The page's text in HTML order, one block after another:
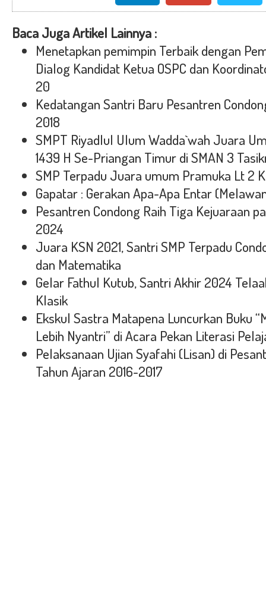
Baca Juga Artikel Lainnya :
Menetapkan pemimpin Terbaik dengan
Dialog Kandidat Ketua OSPC dan
20
Kedatangan Santri Baru Pesantren
2018
SMPT Riyadlul Ulum Wadda`wah Juara
1439 H Se-Priangan Timur di SMAN 3
SMP Terpadu Juara umum Pramuka Lt 2
Gapatar : Gerakan Apa-Apa Entar
Pesantren Condong Raih Tiga Kejuaraan
2024
Juara KSN 2021, Santri SMP Terpadu
dan Matematika
Gelar Fathul Kutub, Santri Akhir 2024
Klasik
Ekskul Sastra Matapena Luncurkan Buku
Lebih Nyantri” di Acara Pekan Literasi
Pelaksanaan Ujian Syafahi (Lisan) di
Tahun Ajaran 2016-2017